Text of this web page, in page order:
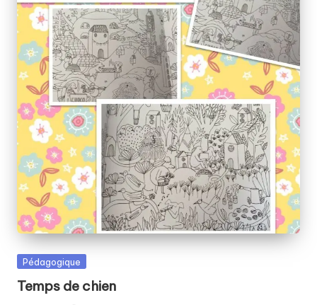
Posted
Pédagogique
Temps de chien